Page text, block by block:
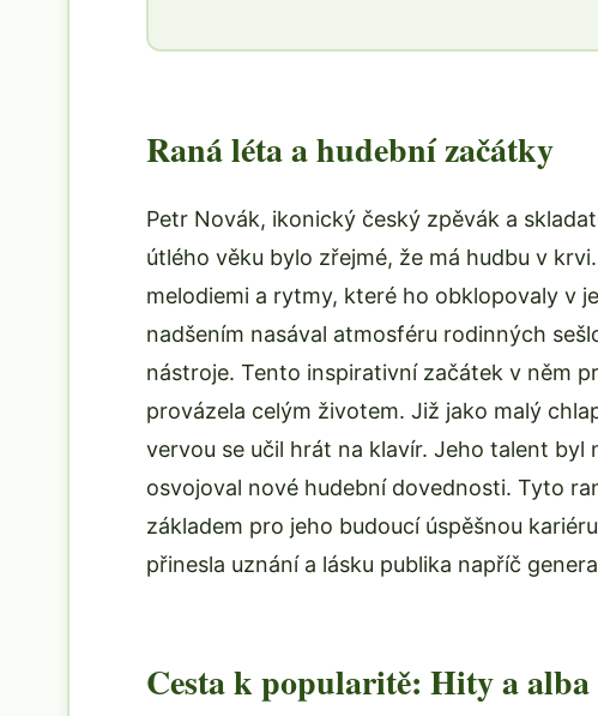
Raná léta a hudební začátky
Petr Novák, ikonický český zpěvák a
útlého věku bylo zřejmé, že má hudbu v
melodiemi a rytmy, které ho obklopovaly v
nadšením nasával atmosféru rodinných
nástroje. Tento inspirativní začátek v něm
provázela celým životem. Již jako malý
vervou se učil hrát na klavír. Jeho talent byl
osvojoval nové hudební dovednosti. Tyto
základem pro jeho budoucí úspěšnou
přinesla uznání a lásku publika napříč
Cesta k popularitě: Hity a alba